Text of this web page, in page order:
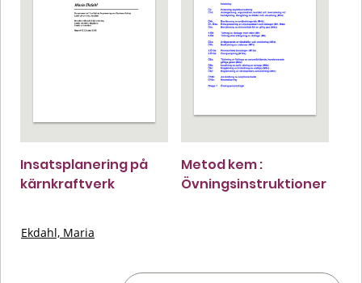
Insatsplanering på
kärnkraftverk
Ekdahl, Maria
Metod kem :
Övningsinstruktioner